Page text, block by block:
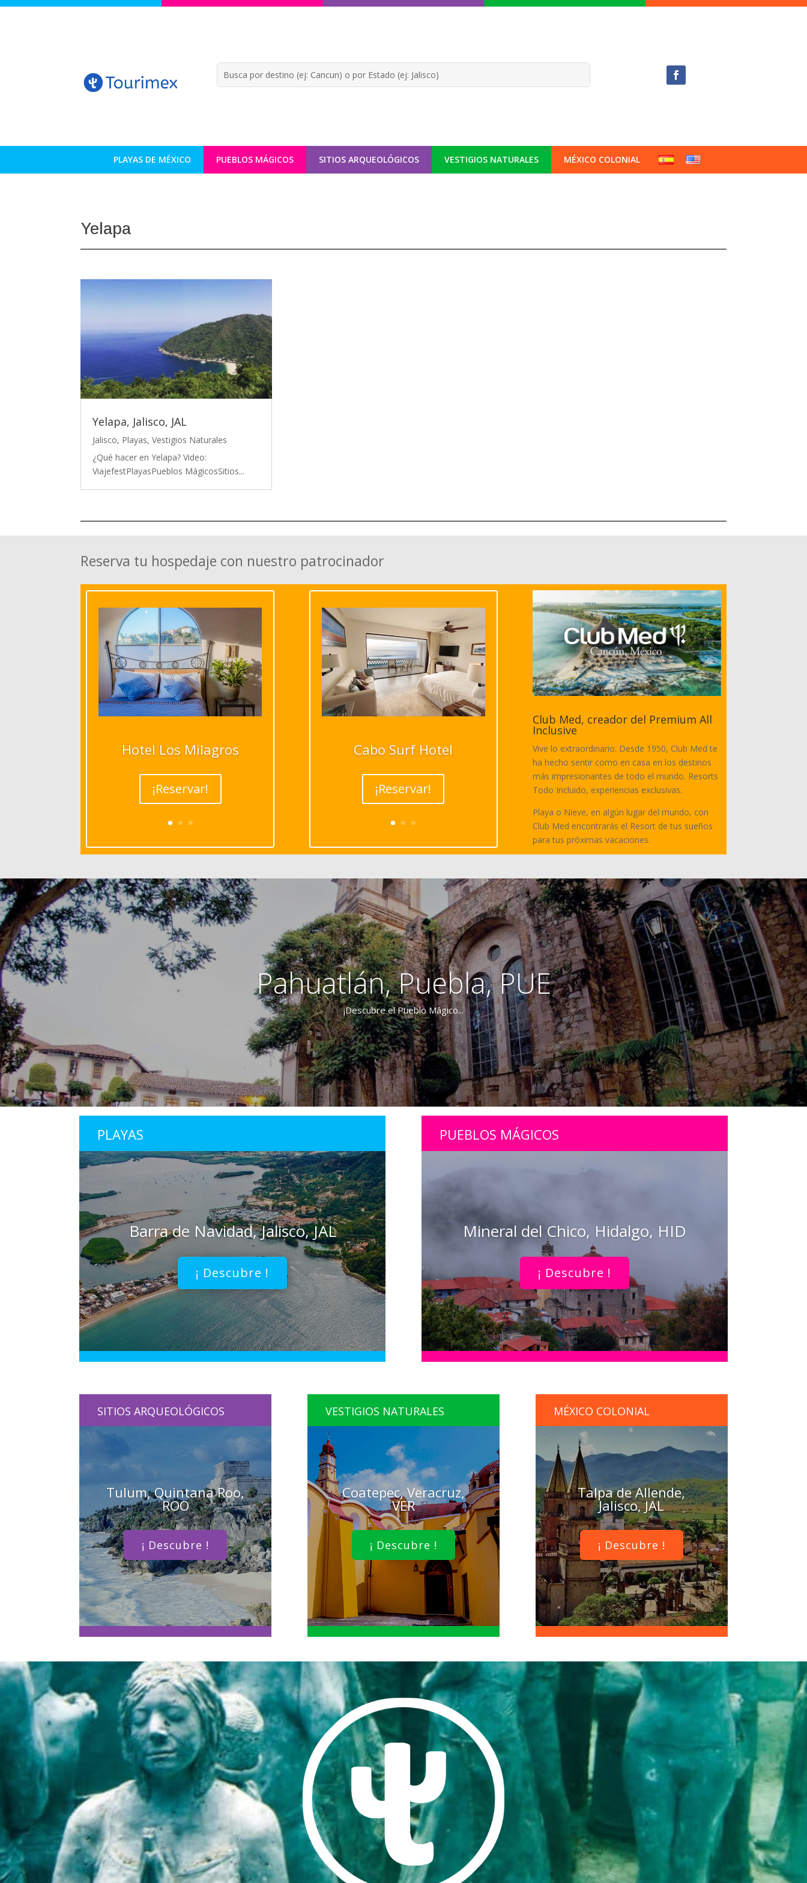
PLAYAS DE MÉXICO PUEBLOS MÁGICOS SITIOS ARQUEOLÓGICOS VESTIGIOS NATURALES MÉXICO COLONIAL
Yelapa
Yelapa, Jalisco, JAL
Jalisco, Playas,Vestigios Naturales
¿Qué hacer en Yelapa? Video:
ViajefestPlayasPueblos MágicosSitios...
Reserva tu hospedaje con nuestro patrocinador
Hotel Los Milagros
¡Reservar!
Cabo Surf Hotel
¡Reservar!
Club Med, creador del Premium All
Inclusive
Vive lo extraordinario. Desde 1950, Club Med te
ha hecho sentir como en casa en los destinos
más impresionantes de todo el mundo. Resorts
Todo Incluido, experiencias exclusivas.
Playa o Nieve, en algún lugar del mundo, con
Club Med encontrarás el Resort de tus sueños
para tus próximas vacaciones.
Pahuatlán, Puebla, PUE
¡Descubre el Pueblo Mágico...
PLAYAS
Barra de Navidad, Jalisco, JAL
¡ Descubre !
PUEBLOS MÁGICOS
Mineral del Chico, Hidalgo, HID
¡ Descubre !
SITIOS ARQUEOLÓGICOS
Tulum, Quintana Roo,
ROO
¡ Descubre !
VESTIGIOS NATURALES
Coatepec, Veracruz,
VER
¡ Descubre !
MÉXICO COLONIAL
Talpa de Allende,
Jalisco, JAL
¡ Descubre !